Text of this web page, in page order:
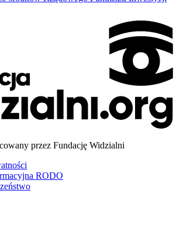
przez Fundację Widzialni
RODO